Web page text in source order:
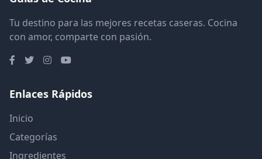
Tu destino para las mejores recetas caseras. Cocina
con amor, comparte con pasión.
Enlaces Rápidos
Inicio
Categorías
Ingredientes